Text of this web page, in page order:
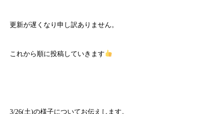
更新が遅くなり申し訳ありません。
これから順に投稿していきます
3/26(土)の様子についてお伝えします。